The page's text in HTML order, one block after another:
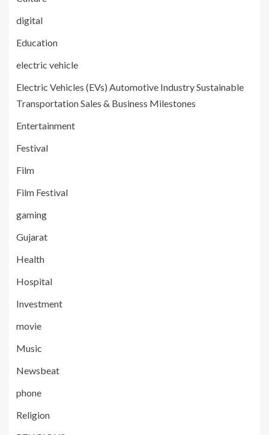
digital
Education
electric vehicle
Electric Vehicles (EVs) Automotive Industry Sustainable
Transportation Sales & Business Milestones
Entertainment
Festival
Film
Film Festival
gaming
Gujarat
Health
Hospital
Investment
movie
Music
Newsbeat
phone
Religion